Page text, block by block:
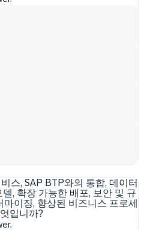
스, SAP BTP와의 통합, 데이터
, 확장 가능한 배포, 보안 및 규
이징, 향상된 비즈니스 프로세
입니까?